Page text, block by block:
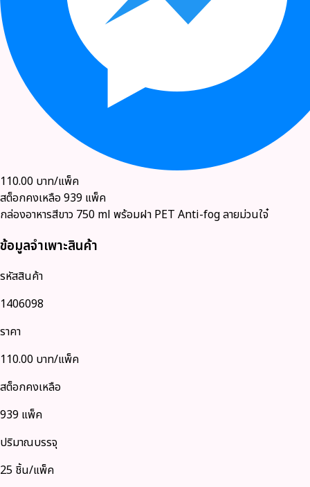
110.00 บาท/แพ็ค
สต็อกคงเหลือ 939 แพ็ค
กล่องอาหารสีขาว 750 ml พร้อมฝา PET Anti-fog ลายม่วนใจ๋
ข้อมูลจำเพาะสินค้า
รหัสสินค้า
1406098
ราคา
110.00 บาท/แพ็ค
สต็อกคงเหลือ
939 แพ็ค
ปริมาณบรรจุ
25 ชิ้น/แพ็ค